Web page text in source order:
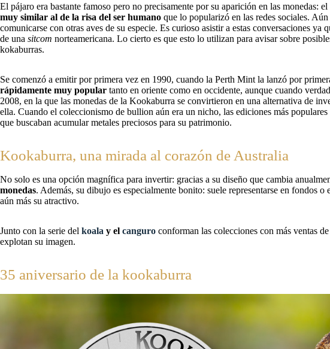
El pájaro era bastante famoso pero no precisamente por su aparición en las monedas:
muy similar al de la risa del ser humano que lo popularizó en las redes sociales.
comunicarse con otras aves de su especie. Es curioso asistir a estas conversaciones ya
de una sitcom norteamericana. Lo cierto es que esto lo utilizan para avisar sobre
kokaburras.
Se comenzó a emitir por primera vez en 1990, cuando la Perth Mint la lanzó por
rápidamente muy popular tanto en oriente como en occidente, aunque cuando
2008, en la que las monedas de la Kookaburra se convirtieron en una alternativa de
ella. Cuando el coleccionismo de bullion aún era un nicho, las ediciones más
que buscaban acumular metales preciosos para su patrimonio.
Kookaburra, una mirada al corazón de Australia
No solo es una opción magnífica para invertir: gracias a su diseño que cambia
monedas. Además, su dibujo es especialmente bonito: suele representarse en fondos
aún más su atractivo.
Junto con la serie del koala y el canguro conforman las colecciones con más ventas
explotan su imagen.
35 aniversario de la kookaburra